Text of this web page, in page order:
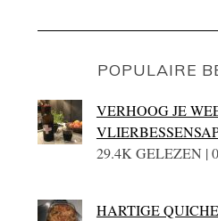
POPULAIRE
VERHOOG JE
29.4K GELEZEN |
HARTIGE